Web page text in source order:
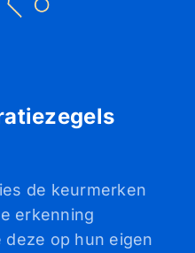
de keurmerken
erkenning
op hun eigen